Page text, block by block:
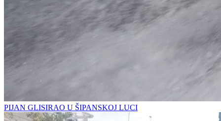
PIJAN GLISIRAO U ŠIPANSKOJ LUCI